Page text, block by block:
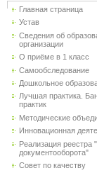
Главная страница
Устав
Сведения об
организации
О приёме в 1 класс
Самообследование
Дошкольное
Лучшая практика.
практик
Методические
Инновационная
Реализация реестра
документооборота"
Совет по качеству